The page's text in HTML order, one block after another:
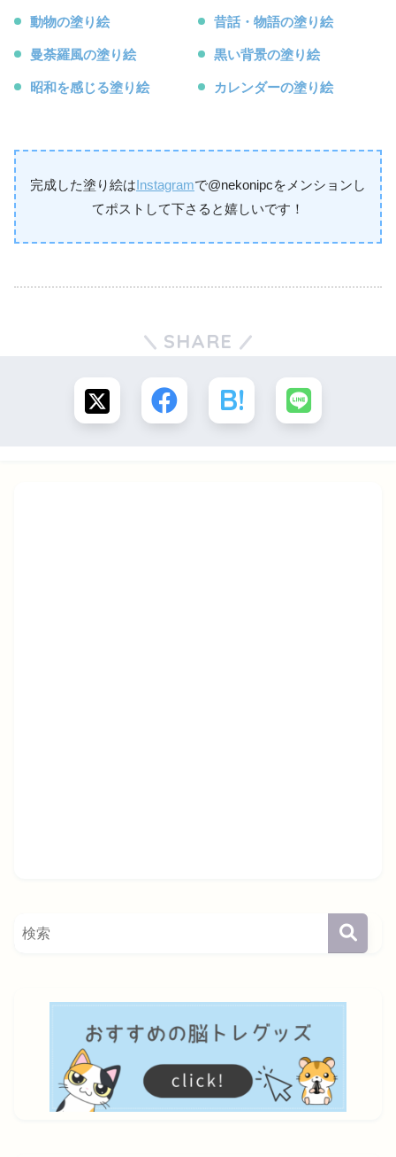
動物の塗り絵
曼荼羅風の塗り絵
昭和を感じる塗り絵
昔話・物語の塗り絵
黒い背景の塗り絵
カレンダーの塗り絵
完成した塗り絵はInstagramで@nekonipcをメンションし
てポストして下さると嬉しいです！
SHARE